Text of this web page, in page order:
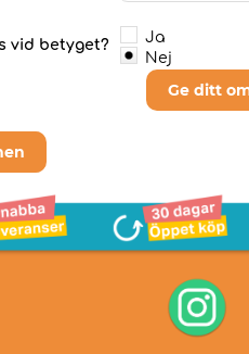
vid betyget?
Ja
Nej
Ge ditt